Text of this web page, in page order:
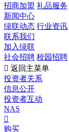
招商加盟 礼品服务
新闻中心
绿联动态 行业资讯
联系我们
加入绿联
社会招聘 校园招聘
 返回主菜单
投资者关系
信息公开
投资者互动
NAS

购买